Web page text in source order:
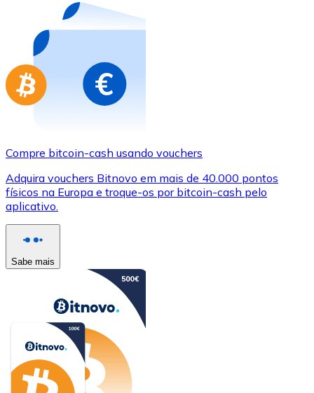
Compre cartões-presente das suas marcas favoritas
Ir para a loja de cartões-presente
Compre bitcoin-cash usando vouchers
Adquira vouchers Bitnovo em mais de 40.000 pontos
físicos na Europa e troque-os por bitcoin-cash pelo
aplicativo.
Sabe mais